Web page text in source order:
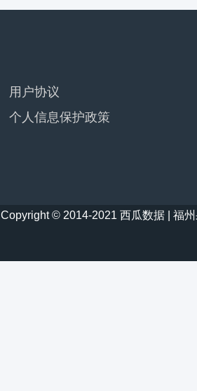
用户协议
个人信息保护政策
Copyright © 2014-2021 西瓜数据 | 福